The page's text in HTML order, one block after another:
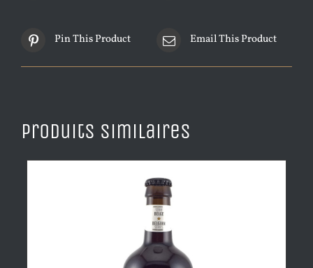
Pin This Product Email This Product
Produits similaires